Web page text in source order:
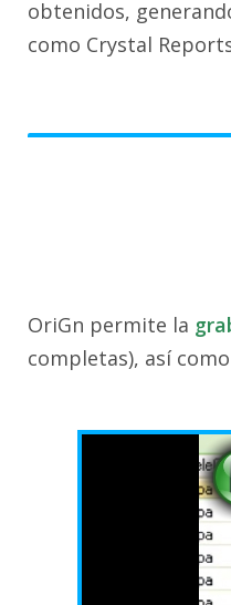
obtenidos,
como Crystal
OriGn permite la
completas), así